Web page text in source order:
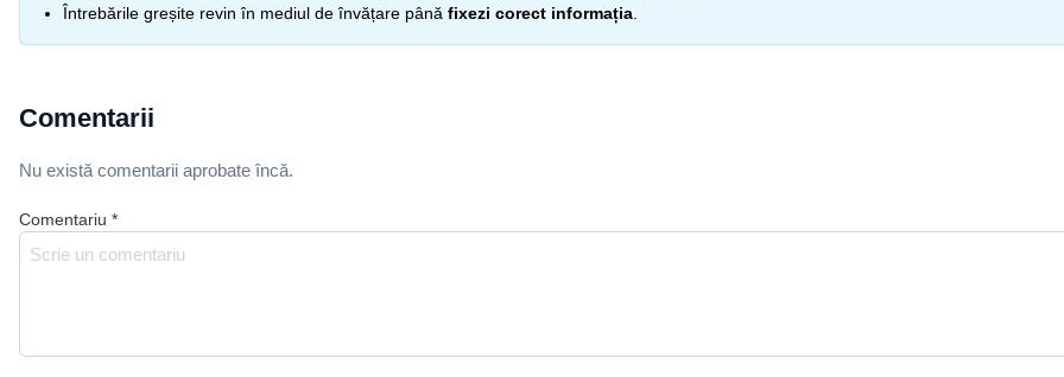
Întrebările greșite revin în mediul de învățare până fixezi corect informația
Comentarii
Nu există comentarii aprobate încă.
Comentariu *